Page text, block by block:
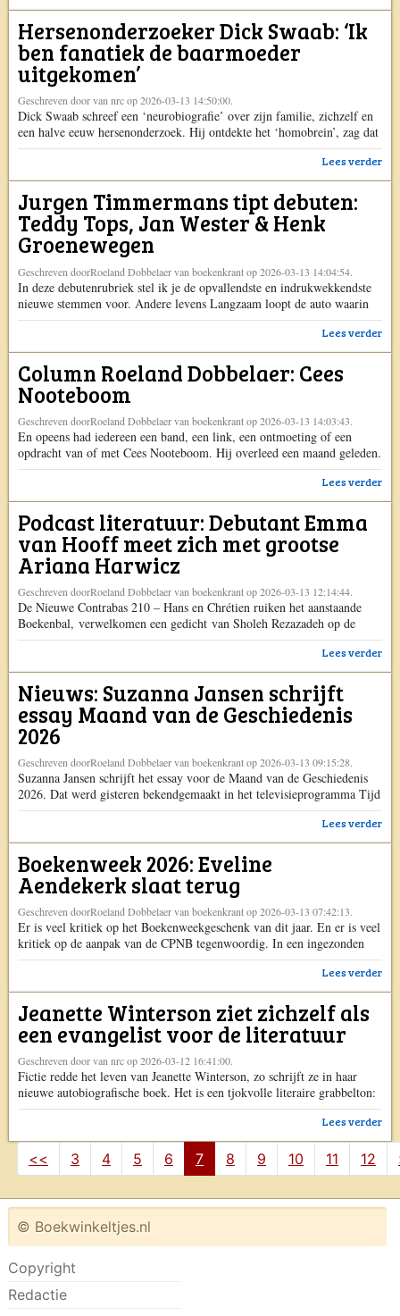
Boekenweekgeschenk. Beetje aan promotie doen. Wel of niet naar het
bal? Wel dus! Het feest kan beginnen! Niet […] Het bericht Socials
verslag: Boekenweek begonnen verscheen eerst op Boekenkrant.
Hersenonderzoeker Dick Swaab: ‘Ik
ben fanatiek de baarmoeder
uitgekomen’
Geschreven door van nrc op 2026-03-13 14:50:00.
Dick Swaab schreef een ‘neurobiografie’ over zijn familie, zichzelf en
een halve eeuw hersenonderzoek. Hij ontdekte het ‘homobrein’, zag dat
psychiatrische ziekten samenhangen met gender, en onderzocht de
erfelijkheid van suïcide. Nog steeds werkt de neurobioloog tachtig uur
per week.
Lees verder
Jurgen Timmermans tipt debuten:
Teddy Tops, Jan Wester & Henk
Groenewegen
Geschreven doorRoeland Dobbelaer van boekenkrant op 2026-03-13 14:04:54.
In deze debutenrubriek stel ik je de opvallendste en indrukwekkendste
nieuwe stemmen voor. Andere levens Langzaam loopt de auto waarin
de ik en haar ouders zitten vol met water gedurende de hele roman.
herinnering naar haar grootmoeders. Zij bouwt in de hervertelling van
[…] Het bericht Jurgen Timmermans tipt debuten: Teddy Tops, Jan
Wester & Henk Groenewegen verscheen eerst op Boekenkrant.
Lees verder
Column Roeland Dobbelaer: Cees
Nooteboom
Geschreven doorRoeland Dobbelaer van boekenkrant op 2026-03-13 14:03:43.
En opeens had iedereen een band, een link, een ontmoeting of een
opdracht van of met Cees Nooteboom. Hij overleed een maand geleden.
Hij gold als een van de grootste schrijvers uit de tijd van de Grote Drie,
al hoorde hij zelf niet tot dat illustere literaire trio. Na zijn dood
barstten de sociale media […] Het bericht Column Roeland Dobbelaer:
Cees Nooteboom verscheen eerst op Boekenkrant.
Lees verder
Podcast literatuur: Debutant Emma
van Hooff meet zich met grootse
Ariana Harwicz
Geschreven doorRoeland Dobbelaer van boekenkrant op 2026-03-13 12:14:44.
De Nieuwe Contrabas 210 – Hans en Chrétien ruiken het aanstaande
Boekenbal, verwelkomen een gedicht van Sholeh Rezazadeh op de
voorpagina van Trouw (maar zijn er niet kapot van) en in Donner
bezocht Hans een themamiddag over Eindeloos vertier, het magnum
opus van David Foster Wallace (waarvan hij verslag doet). De
hoofdbespreking gaat over de debuutroman van Emma […] Het bericht
Podcast literatuur: Debutant Emma van Hooff meet zich met grootse
Ariana Harwicz verscheen eerst op Boekenkrant.
Lees verder
Nieuws: Suzanna Jansen schrijft
essay Maand van de Geschiedenis
2026
Geschreven doorRoeland Dobbelaer van boekenkrant op 2026-03-13 09:15:28.
Suzanna Jansen schrijft het essay voor de Maand van de Geschiedenis
2026. Dat werd gisteren bekendgemaakt in het televisieprogramma Tijd
voor MAX. Het jaarlijkse geschiedenisevenement vindt in oktober
plaats en staat dit jaar in het teken van het thema ‘Lichaam & Geest’.
Het essay van Jansen draagt de titel Project RUST. Rusthuizen voor
overspannen moeders […] Het bericht Nieuws: Suzanna Jansen schrijft
essay Maand van de Geschiedenis 2026 verscheen eerst op Boekenkrant.
Lees verder
Boekenweek 2026: Eveline
Aendekerk slaat terug
Geschreven doorRoeland Dobbelaer van boekenkrant op 2026-03-13 07:42:13.
Er is veel kritiek op het Boekenweekgeschenk van dit jaar. En er is veel
kritiek op de aanpak van de CPNB tegenwoordig. In een ingezonden
brief op NRC.nl probeert Eveline Aendekerk, de scheidende directeur
van de CPBN – dit is haar laatste Boekenweek – de kritiek te
weerleggen: “Nederland is het enige land ter wereld […] Het bericht
Boekenweek 2026: Eveline Aendekerk slaat terug verscheen eerst op
Boekenkrant.
Lees verder
Jeanette Winterson ziet zichzelf als
een evangelist voor de literatuur
Geschreven door van nrc op 2026-03-12 16:41:00.
Fictie redde het leven van Jeanette Winterson, zo schrijft ze in haar
nieuwe autobiografische boek. Het is een tjokvolle literaire grabbelton:
een wilde mix van fictie, herinneringen, maatschappijkritiek en
Lees verder
<< 3 4 5 6 7 8 9 10 11 12
© Boekwinkeltjes.nl
Copyright
Redactie